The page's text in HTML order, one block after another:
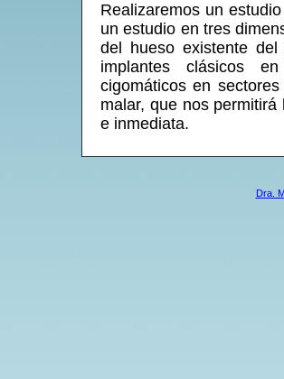
Realizaremos un
un estudio en tres
del hueso existente del
implantes clásicos
cigomáticos en
malar, que nos
e inmediata.
Dra.